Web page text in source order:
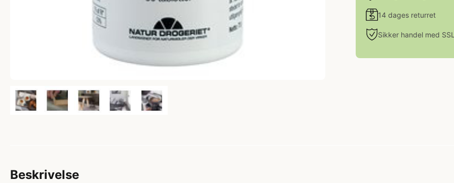
14 dages returret
Sikker handel med SSL
Beskrivelse